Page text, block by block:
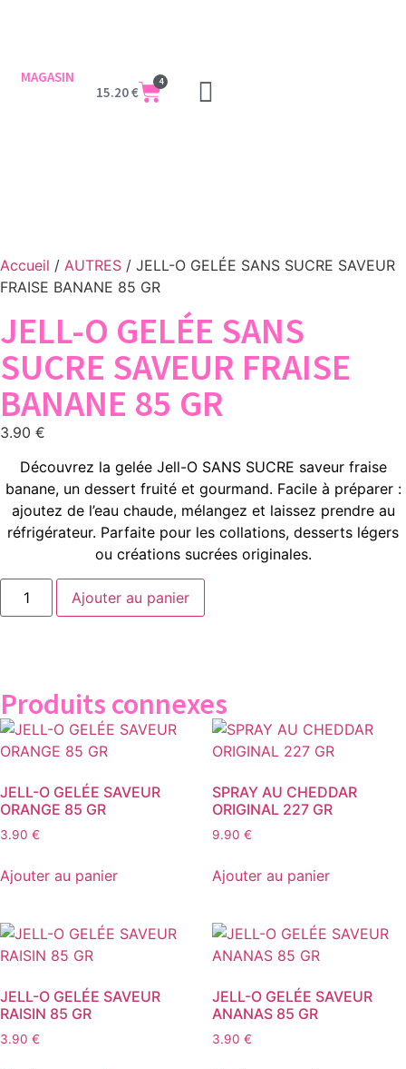
MAGASIN
15.20€
4
Accueil / AUTRES / JELL-O GELÉE SANS SUCRE SAVEUR
FRAISE BANANE 85 GR
JELL-O GELÉE SANS
SUCRE SAVEUR FRAISE
BANANE 85 GR
3.90 €
Découvrez la gelée Jell-O SANS SUCRE saveur fraise
banane, un dessert fruité et gourmand. Facile à préparer :
ajoutez de l’eau chaude, mélangez et laissez prendre au
réfrigérateur. Parfaite pour les collations, desserts légers
ou créations sucrées originales.
Ajouter au panier
Produits connexes
JELL-O GELÉE SAVEUR
ORANGE 85 GR
3.90 €
Ajouter au panier
SPRAY AU CHEDDAR
ORIGINAL 227 GR
9.90 €
Ajouter au panier
JELL-O GELÉE SAVEUR
RAISIN 85 GR
3.90 €
JELL-O GELÉE SAVEUR
ANANAS 85 GR
3.90 €